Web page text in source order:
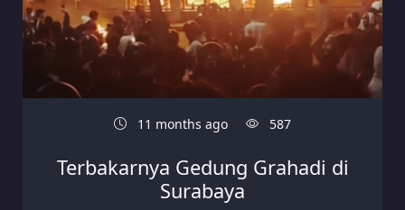
11 months ago 587
Terbakarnya Gedung Grahadi di
Surabaya